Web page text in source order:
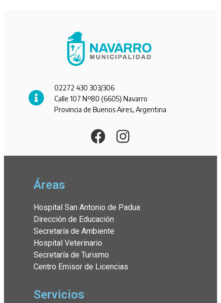
02272 430 303/306
Calle 107 Nº80 (6605) Navarro
Provincia de Buenos Aires, Argentina
Áreas
Hospital San Antonio de Padua
Dirección de Educación
Secretaría de Ambiente
Hospital Veterinario
Secretaría de Turismo
Centro Emisor de Licencias
Servicios